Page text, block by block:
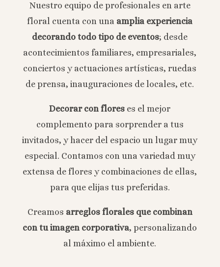
Nuestro equipo de profesionales en arte
floral cuenta con una amplia experiencia
decorando todo tipo de eventos; desde
acontecimientos familiares, empresariales,
conciertos y actuaciones artísticas, ruedas
de prensa, inauguraciones de locales, etc.
Decorar con flores es el mejor
complemento para sorprender a tus
invitados, y hacer del espacio un lugar muy
especial. Contamos con una variedad muy
extensa de flores y combinaciones de ellas,
para que elijas tus preferidas.
Creamos arreglos florales que combinan
con tu imagen corporativa, personalizando
al máximo el ambiente.